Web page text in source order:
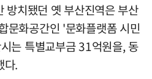
치됐던 옛 부산진역은 부산
문화공간인 '문화플랫폼 시민
는 특별교부금 31억원을, 동
다.